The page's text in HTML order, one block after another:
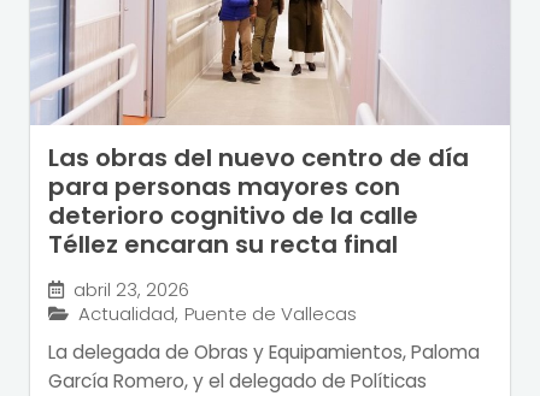
Las obras del nuevo centro de día
para personas mayores con
deterioro cognitivo de la calle
Téllez encaran su recta final
abril 23, 2026
Actualidad, Puente de Vallecas
La delegada de Obras y Equipamientos, Paloma
García Romero, y el delegado de Políticas